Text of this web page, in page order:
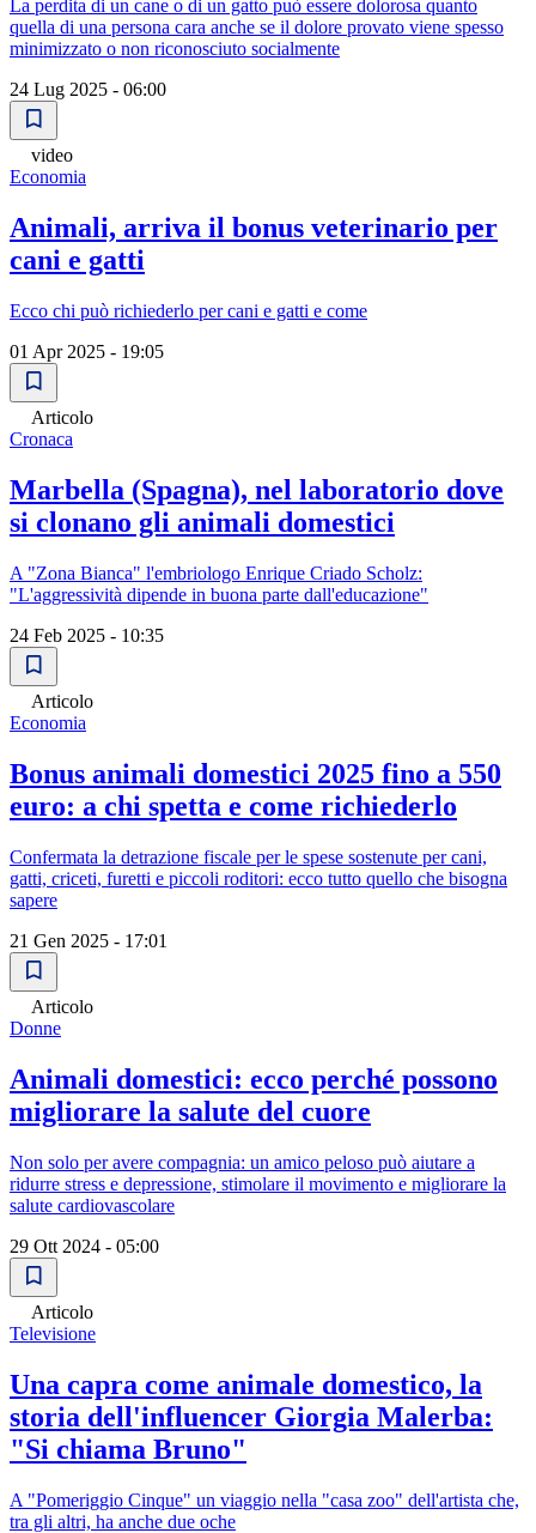
La perdita di un cane o di un gatto può essere dolorosa quanto
quella di una persona cara anche se il dolore provato viene spesso
minimizzato o non riconosciuto socialmente
24 Lug 2025 - 06:00
video
Economia
Animali, arriva il bonus veterinario per
cani e gatti
Ecco chi può richiederlo per cani e gatti e come
01 Apr 2025 - 19:05
Articolo
Cronaca
Marbella (Spagna), nel laboratorio dove
si clonano gli animali domestici
A "Zona Bianca" l'embriologo Enrique Criado Scholz:
"L'aggressività dipende in buona parte dall'educazione"
24 Feb 2025 - 10:35
Articolo
Economia
Bonus animali domestici 2025 fino a 550
euro: a chi spetta e come richiederlo
Confermata la detrazione fiscale per le spese sostenute per cani,
gatti, criceti, furetti e piccoli roditori: ecco tutto quello che bisogna
sapere
21 Gen 2025 - 17:01
Articolo
Donne
Animali domestici: ecco perché possono
migliorare la salute del cuore
Non solo per avere compagnia: un amico peloso può aiutare a
ridurre stress e depressione, stimolare il movimento e migliorare la
salute cardiovascolare
29 Ott 2024 - 05:00
Articolo
Televisione
Una capra come animale domestico, la
storia dell'influencer Giorgia Malerba:
"Si chiama Bruno"
A "Pomeriggio Cinque" un viaggio nella "casa zoo" dell'artista che,
tra gli altri, ha anche due oche